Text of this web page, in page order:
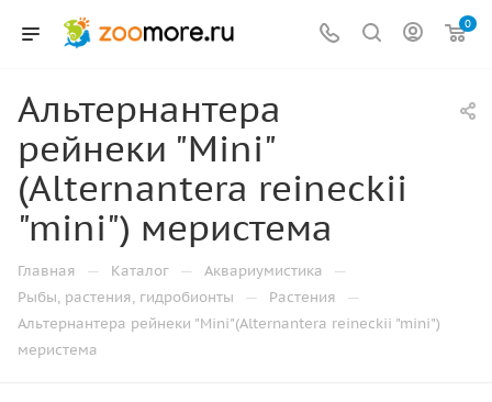
0
Альтернантера
рейнеки "Mini"
(Alternantera reineckii
"mini") меристема
Главная — Каталог — Аквариумистика —
Рыбы, растения, гидробионты — Растения —
Альтернантера рейнеки "Mini"(Alternantera reineckii "mini")
меристема